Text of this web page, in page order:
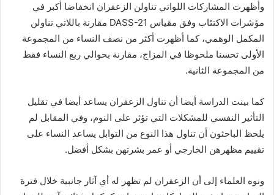
وأظهرت المشاركات اللواتي تناولن الزعفران انخفاضا أكبر في
مؤشرات الاكتئاب وفق مقياس DASS-21 مقارنة باللاتي تناولن
المكمل الوهمي، كما أظهرت أكثر من نصف النساء من المجموعة
الأولى تحسنا ملحوظا في المزاج، مقارنة بحوالي ربع النساء فقط
من المجموعة الثانية.
كما بينت الدراسة أيضا أن تناول الزعفران يساعد أيضا في تقليل
التأثير النفسي للمشكلات التي تؤثر على النوم، وفي المقابل لم
يلحظ الباحثون أن تناول هذا النوع من التوابل يساعد النساء على
تقييم مظهرهن الخارجي أو عمر بشرتهن بشكل أفضل.
ونوه العلماء إلى أن الزعفران لم تظهر له أي آثار جانبية خلال فترة